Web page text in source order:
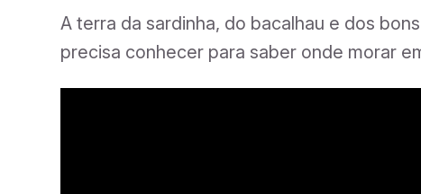
A terra da sardinha, do bacalhau e dos
precisa conhecer para saber onde morar